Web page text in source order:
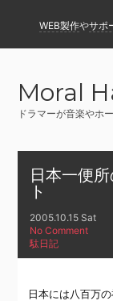
WEB製作やサポ
Moral
ドラマーが音楽やホ
日本一便
ト
2005.10.15 Sat
No Comment
駄日記
日本には八百万